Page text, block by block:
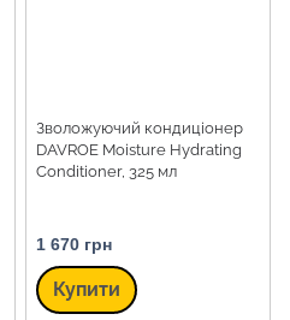
Зволожуючий кондиціонер
DAVROE Moisture Hydrating
Conditioner, 325 мл
1 670 грн
Купити